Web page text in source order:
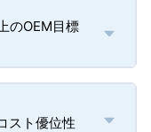
のOEM目標
スト優位性